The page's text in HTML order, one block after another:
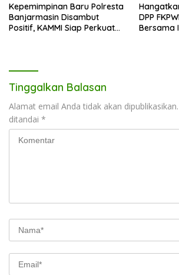
Kepemimpinan Baru Polresta
Banjarmasin Disambut
Positif, KAMMI Siap Perkuat
DPP
Bersama
Tinggalkan Balasan
Alamat email Anda tidak akan dipublikasikan.
ditandai *